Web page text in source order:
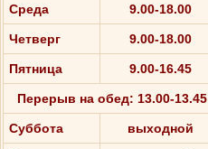
Среда 9.00-18.00
Четверг 9.00-18.00
Пятница 9.00-16.45
Перерыв на обед: 13.00-13.45
Суббота выходной